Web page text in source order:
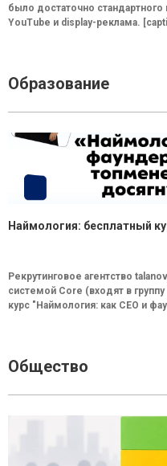
было достаточно стандартного
YouTube и display-реклама.
Образование
Наймология: бесплатный
Рекрутинговое агентство
системой Core (входят в
курс "Наймология: как СEO и
Общество